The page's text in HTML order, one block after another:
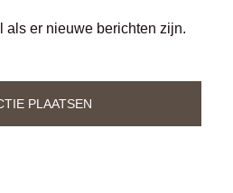
als er nieuwe berichten zijn.